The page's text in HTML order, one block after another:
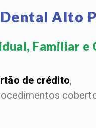
Alto
Familiar e
de crédito,